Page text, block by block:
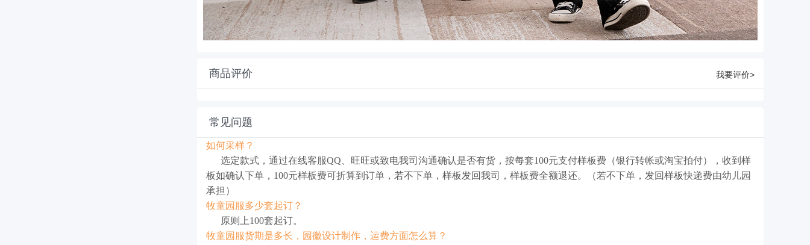
商品评价 我要评价>
常见问题
如何采样？
选定款式，通过在线客服QQ、旺旺或致电我司沟通确认是否有货，按每套100元支付样板费（银行转帐或淘宝拍付），收到样
板如确认下单，100元样板费可折算到订单，若不下单，样板发回我司，样板费全额退还。（若不下单，发回样板快递费由幼儿园
承担）
牧童园服多少套起订？
原则上100套起订。
牧童园服货期是多长，园徽设计制作，运费方面怎么算？